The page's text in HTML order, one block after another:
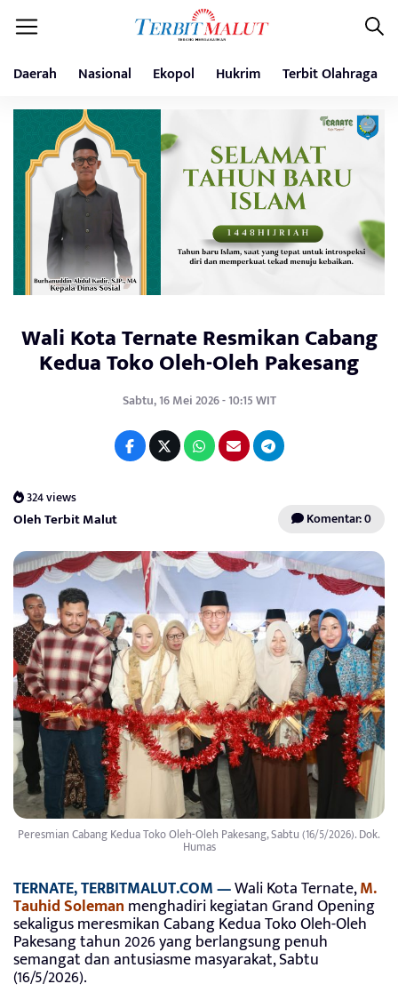
Daerah Nasional Ekopol Hukrim Terbit Olahraga
Wali Kota Ternate Resmikan Cabang
Kedua Toko Oleh-Oleh Pakesang
Sabtu, 16 Mei 2026 - 10:15 WIT
324 views
Oleh Terbit Malut Komentar: 0
Peresmian Cabang Kedua Toko Oleh-Oleh Pakesang, Sabtu (16/5/2026). Dok.
Humas
TERNATE, TERBITMALUT.COM —Wali Kota Ternate,M.
Tauhid Soleman menghadiri kegiatan Grand Opening
sekaligus meresmikan Cabang Kedua Toko Oleh-Oleh
Pakesang tahun 2026 yang berlangsung penuh
semangat dan antusiasme masyarakat, Sabtu
(16/5/2026).